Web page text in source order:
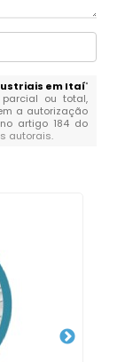
em Itaí"
ou total,
a autorização
artigo 184 do
autorais.